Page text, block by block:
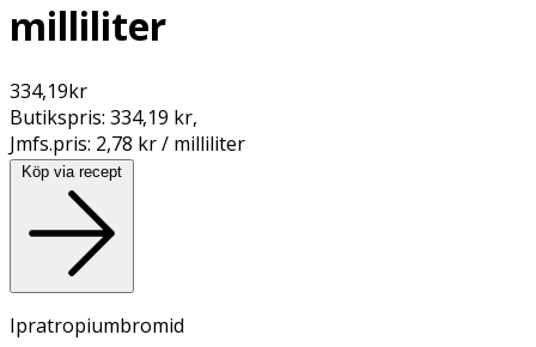
milliliter
334,19kr
Butikspris: 334,19 kr,
Jmfs.pris: 2,78 kr / milliliter
Köp via recept
Ipratropiumbromid